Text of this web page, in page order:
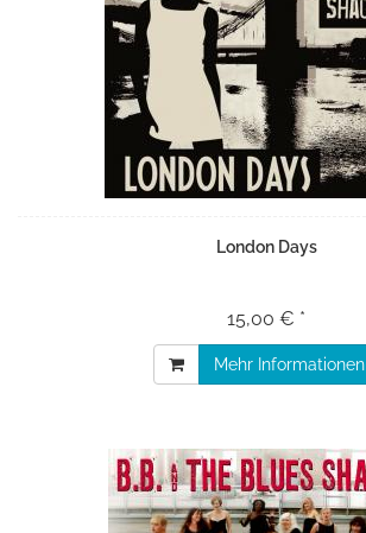
London Days
15,00 € *
Mehr Informationen